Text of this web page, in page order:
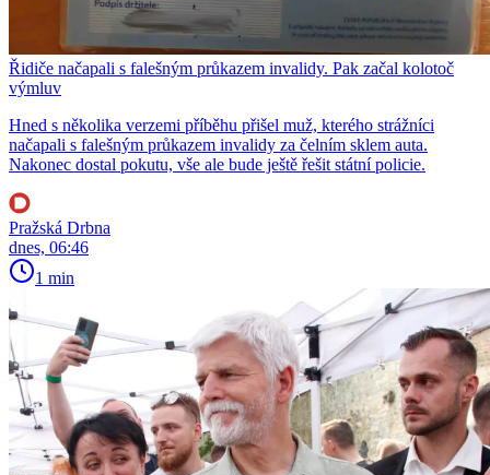
Řidiče načapali s falešným průkazem invalidy. Pak začal kolotoč
výmluv
Hned s několika verzemi příběhu přišel muž, kterého strážníci
načapali s falešným průkazem invalidy za čelním sklem auta.
Nakonec dostal pokutu, vše ale bude ještě řešit státní policie.
Pražská Drbna
dnes, 06:46
1 min